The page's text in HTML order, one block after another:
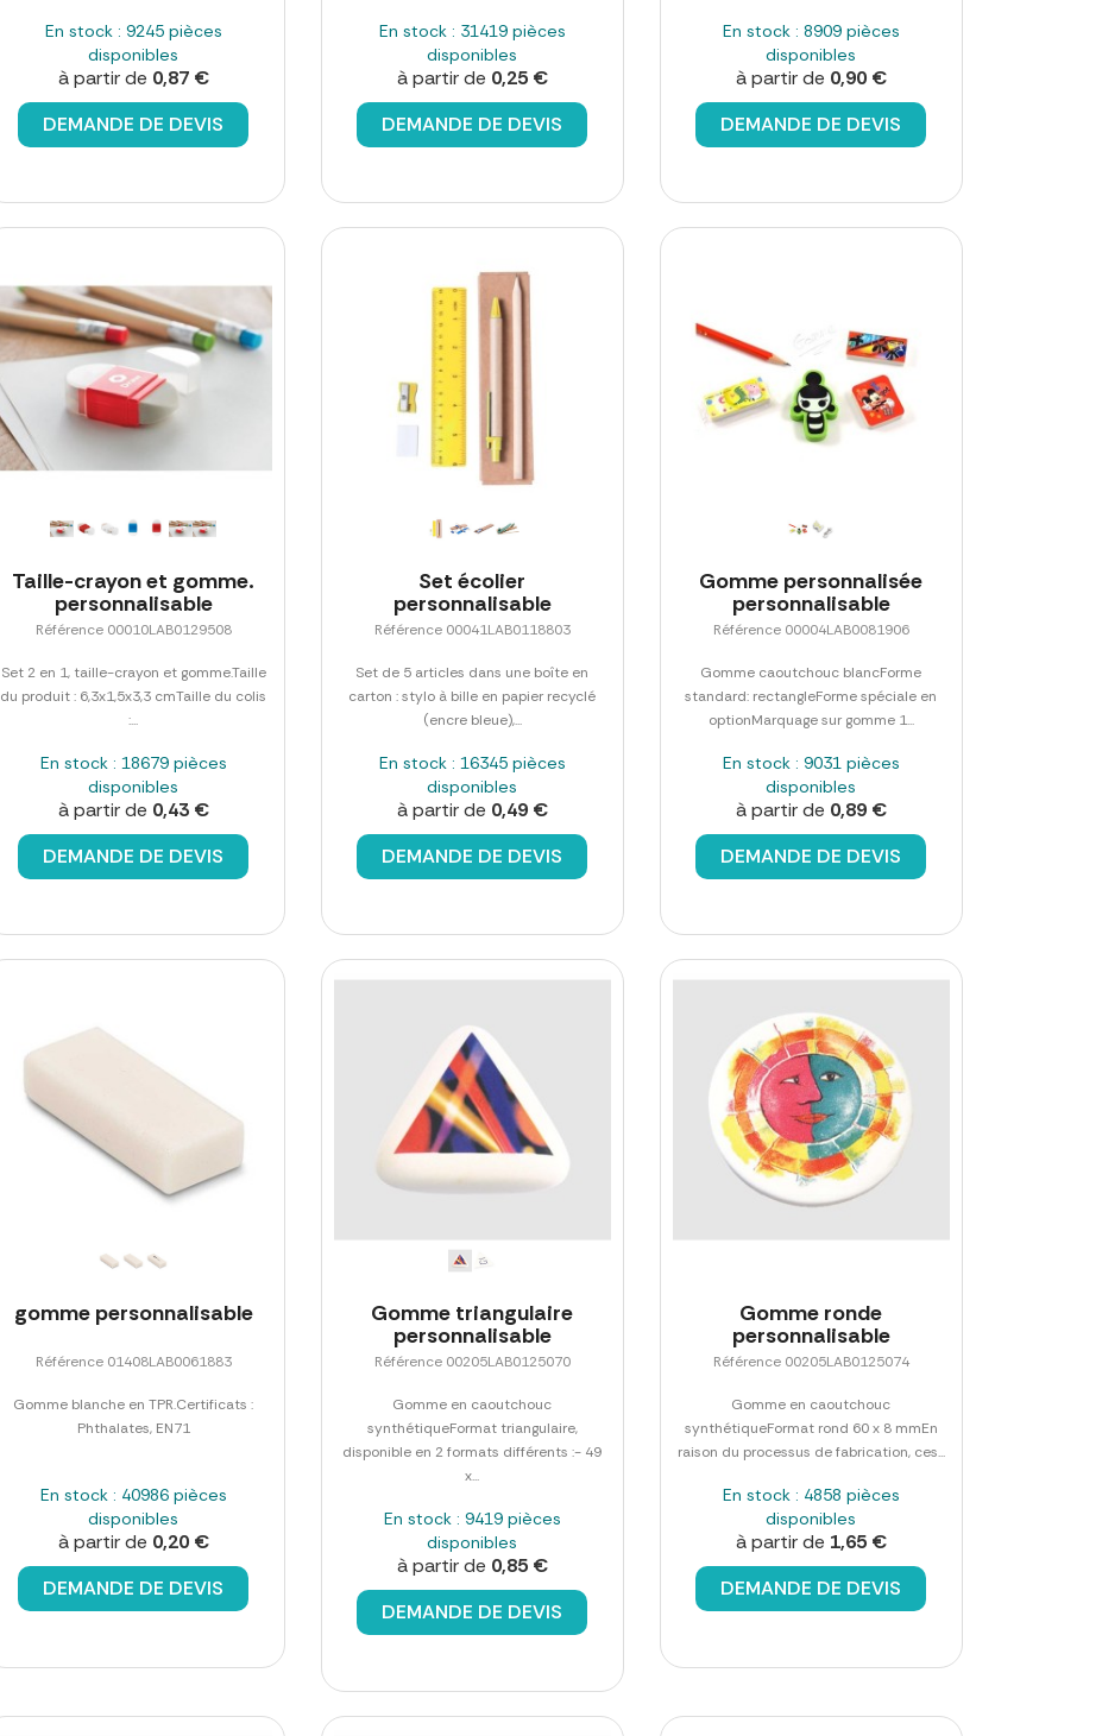
En stock : 9245 pièces
disponibles
à partir de 0,87 €
DEMANDE DE DEVIS
En stock : 31419 pièces
disponibles
à partir de 0,25 €
DEMANDE DE DEVIS
En stock : 8909 pièces
disponibles
à partir de 0,90 €
DEMANDE DE DEVIS
Taille-crayon et gomme.
personnalisable
Référence 00010LAB0129508
Set 2 en 1, taille-crayon et gomme.Taille
du produit : 6,3x1,5x3,3 cmTaille du colis
:...
En stock : 18679 pièces
disponibles
à partir de 0,43 €
DEMANDE DE DEVIS
Set écolier
personnalisable
Référence 00041LAB0118803
Set de 5 articles dans une boîte en
carton : stylo à bille en papier recyclé
(encre bleue),...
En stock : 16345 pièces
disponibles
à partir de 0,49 €
DEMANDE DE DEVIS
Gomme personnalisée
personnalisable
Référence 00004LAB0081906
Gomme caoutchouc blancForme
standard: rectangleForme spéciale en
optionMarquage sur gomme 1...
En stock : 9031 pièces
disponibles
à partir de 0,89 €
DEMANDE DE DEVIS
gomme personnalisable
Référence 01408LAB0061883
Gomme blanche en TPR.Certificats :
Phthalates, EN71
En stock : 40986 pièces
disponibles
à partir de 0,20 €
DEMANDE DE DEVIS
Gomme triangulaire
personnalisable
Référence 00205LAB0125070
Gomme en caoutchouc
synthétiqueFormat triangulaire,
disponible en 2 formats différents :- 49
x...
En stock : 9419 pièces
disponibles
à partir de 0,85 €
DEMANDE DE DEVIS
Gomme ronde
personnalisable
Référence 00205LAB0125074
Gomme en caoutchouc
synthétiqueFormat rond 60 x 8 mmEn
raison du processus de fabrication, ces...
En stock : 4858 pièces
disponibles
à partir de 1,65 €
DEMANDE DE DEVIS